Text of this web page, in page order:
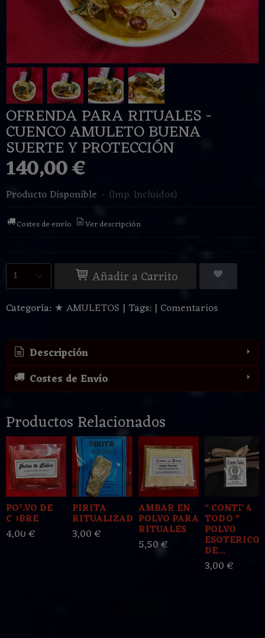
OFRENDA PARA RITUALES -
CUENCO AMULETO BUENA
SUERTE Y PROTECCIÓN
140,00 €
Producto Disponible - (Imp. Incluidos)
Costes de envío Ver descripción
Añadir a Carrito
Categoría: ★ AMULETOS | Tags: | Comentarios
Descripción
Costes de Envío
Productos Relacionados
POLVO DE
COBRE
4,00 €
PIRITA
RITUALIZADA
3,00 €
AMBAR EN
POLVO PARA
RITUALES
5,50 €
" CONTRA
TODO "
POLVO
ESOTERICO
DE...
3,00 €